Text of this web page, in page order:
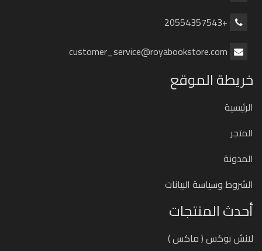
+20554357543
customer_service@royabookstore.com
خريطة الموقع
الرئيسية
المتجر
المدونة
الشروط وسياسة البيانات
أحدث المنتجات
لانش بوكس ( ماكس )